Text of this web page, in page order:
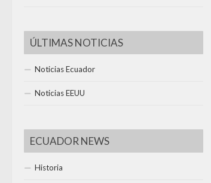
ÚLTIMAS NOTICIAS
Noticias Ecuador
Noticias EEUU
ECUADOR NEWS
Historia